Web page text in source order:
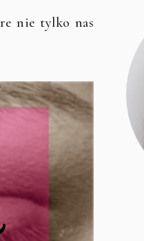
nie tylko nas